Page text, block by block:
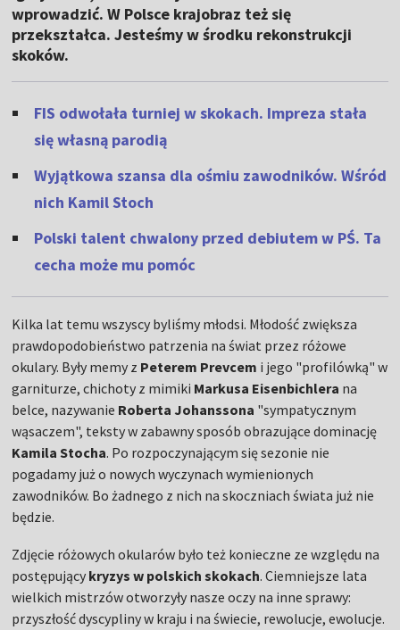
wprowadzić. W Polsce krajobraz też się
przekształca. Jesteśmy w środku rekonstrukcji
skoków.
FIS odwołała turniej w skokach. Impreza stała
się własną parodią
Wyjątkowa szansa dla ośmiu zawodników. Wśród
nich Kamil Stoch
Polski talent chwalony przed debiutem w PŚ. Ta
cecha może mu pomóc
Kilka lat temu wszyscy byliśmy młodsi. Młodość zwiększa
prawdopodobieństwo patrzenia na świat przez różowe
okulary. Były memy z Peterem Prevcem i jego "profilówką" w
garniturze, chichoty z mimiki Markusa Eisenbichlera na
belce, nazywanie Roberta Johanssona "sympatycznym
wąsaczem", teksty w zabawny sposób obrazujące dominację
Kamila Stocha. Po rozpoczynającym się sezonie nie
pogadamy już o nowych wyczynach wymienionych
zawodników. Bo żadnego z nich na skoczniach świata już nie
będzie.
Zdjęcie różowych okularów było też konieczne ze względu na
postępujący kryzys w polskich skokach. Ciemniejsze lata
wielkich mistrzów otworzyły nasze oczy na inne sprawy:
przyszłość dyscypliny w kraju i na świecie, rewolucje, ewolucje.